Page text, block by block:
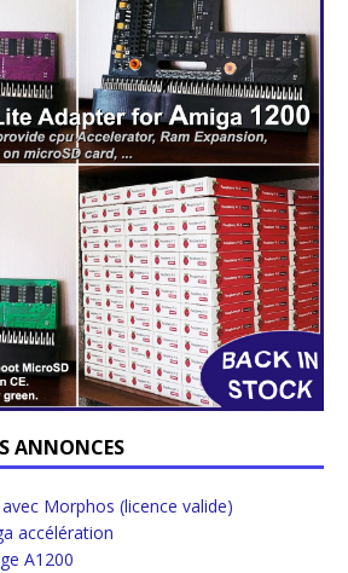
ANNONCES
Morphos (licence valide)
accélération
A1200